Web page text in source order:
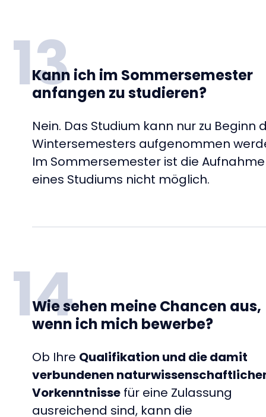
13
Kann ich im Sommersemester
anfangen zu studieren?
Nein. Das Studium kann nur zu Beginn
Wintersemesters aufgenommen
Im Sommersemester ist die Aufnahme
eines Studiums nicht möglich.
14
Wie sehen meine Chancen aus,
wenn ich mich bewerbe?
Ob Ihre Qualifikation und die damit
verbundenen
Vorkenntnisse für eine Zulassung
ausreichend sind, kann die